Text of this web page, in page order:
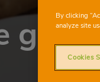
By clicking
analyze site
Cookies